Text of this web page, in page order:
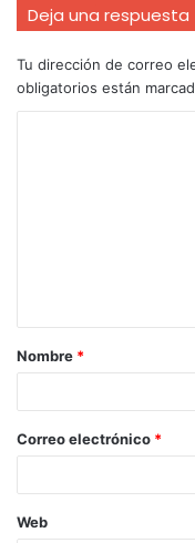
Deja una respuesta
Tu dirección de correo
obligatorios están
Nombre *
Correo electrónico *
Web